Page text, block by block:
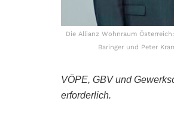
Die Allianz Wohnraum
Baringer und Peter
VÖPE, GBV und
erforderlich.